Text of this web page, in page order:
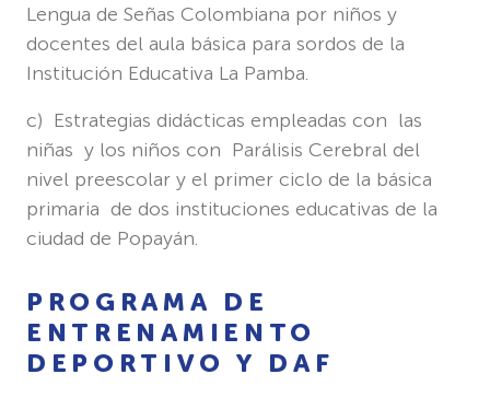
Lengua de Señas Colombiana por niños y
docentes del aula básica para sordos de la
Institución Educativa La Pamba.
c) Estrategias didácticas empleadas con las
niñas y los niños con Parálisis Cerebral del
nivel preescolar y el primer ciclo de la básica
primaria de dos instituciones educativas de la
ciudad de Popayán.
PROGRAMA DE
ENTRENAMIENTO
DEPORTIVO Y DAF